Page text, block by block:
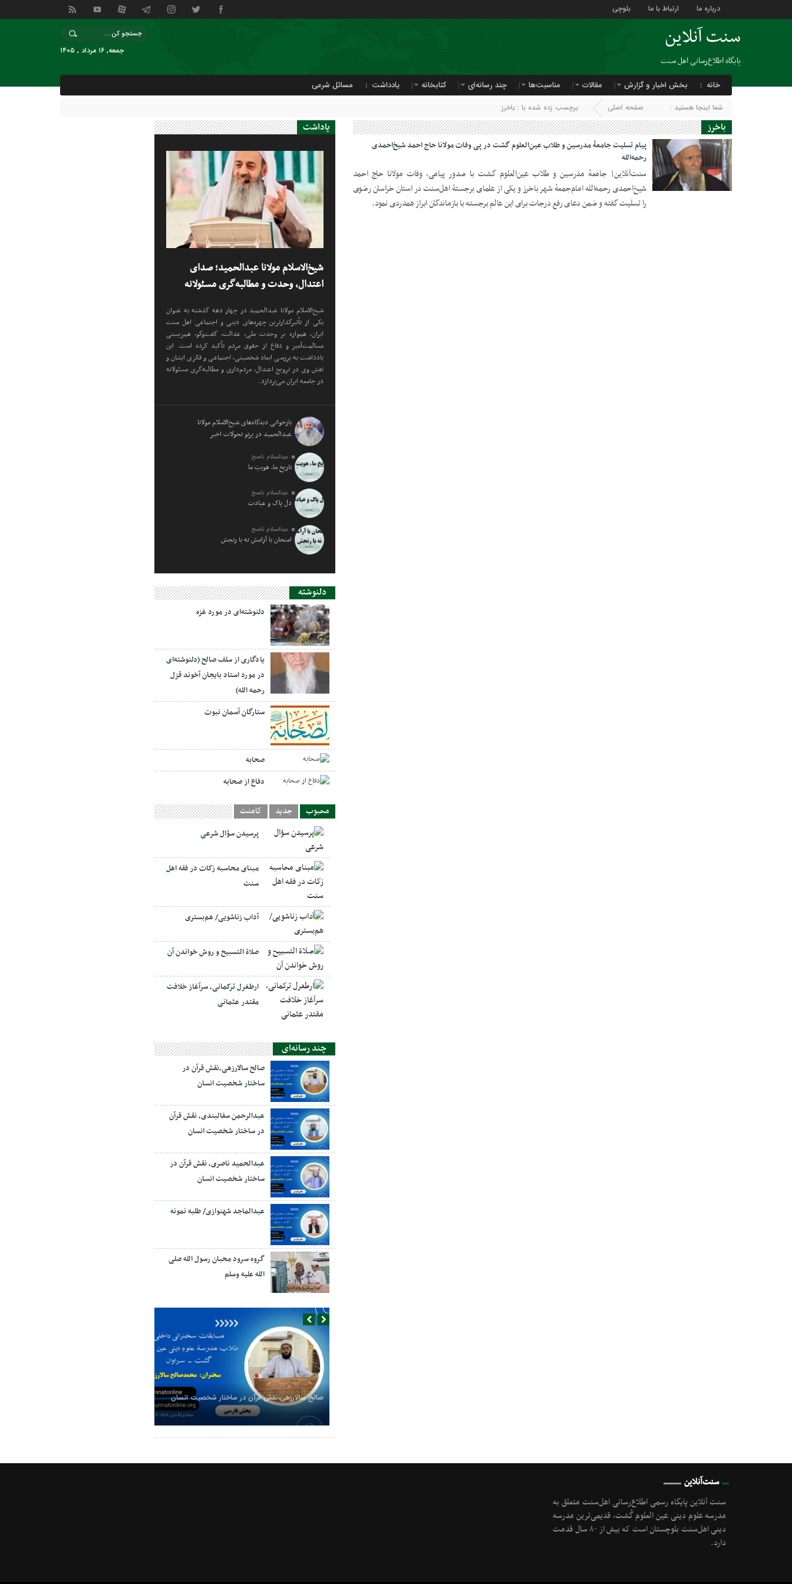
درباره ما ارتباط با ما بلوچی
سنت آنلاین
پایگاه اطلاع‌رسانی اهل سنت
جمعه, ۱۶ مرداد , ۱۴۰۵
خانه بخش اخبار و گزارش مقالات مناسبت‌ها چند رسانه‌ای کتابخانه یادداشت مسائل شرعی
شما اینجا هستید : صفحه اصلی برچسب زده شده با : باخرز
باخرز
10 مه 2023
پیام تسلیت جامعهٔ مدرسین و طلاب عین‌العلوم گشت در پی وفات مولانا حاج احمد شیخ‌احمدی
رحمه‌الله
سنت‌آنلاین| جامعهٔ مدرسین و طلاب عین‌العلوم گشت با صدور پیامی، وفات مولانا حاج احمد
شیخ‌احمدی رحمه‌الله امام‌جمعهٔ شهر باخرز و یکی از علمای برجستۀ اهل‌سنت در استان خراسان رضوی
را تسلیت گفته و ضمن دعای رفع درجات برای این عالم برجسته با بازماندگان ابراز همدردی نمود.
یاداشت
شیخ‌الاسلام مولانا عبدالحمید؛ صدای
اعتدال، وحدت و مطالبه‌گری مسئولانه
شیخ‌الاسلام مولانا عبدالحمید در چهار دهه گذشته به عنوان
یکی از تأثیرگذارترین چهره‌های دینی و اجتماعی اهل سنت
ایران، همواره بر وحدت ملی، عدالت، گفت‌وگو، همزیستی
مسالمت‌آمیز و دفاع از حقوق مردم تأکید کرده است. این
یادداشت به بررسی ابعاد شخصیتی، اجتماعی و فکری ایشان و
نقش وی در ترویج اعتدال، مردم‌داری و مطالبه‌گری مسئولانه
در جامعه ایران می‌پردازد.
بازخوانی دیدگاه‌های شیخ‌الاسلام مولانا
عبدالحمید در پرتو تحولات اخیر
عبدالسلام ناصح
تاریخِ ما، هویتِ ما
عبدالسلام ناصح
دل پاک و عبادت
عبدالسلام ناصح
امتحان با آرامش نه با رنجش
دلنوشته
دلنوشته‌ای در مورد غزه
یادگاری از سلف صالح (دلنوشته‌ای
در مورد استاد بایجان آخوند قزل
رحمه الله)
ستارگان آسمان نبوت
صحابه
دفاع از صحابه
محبوب جدید کامنت
پرسیدن سؤال شرعی
مبنای محاسبه زکات در فقه اهل
سنت
آداب زناشویی/ هم‌بستری
صلاة التسبيح و روش خواندن آن
ارطغرل ترکمانی، سرآغاز خلافت
مقتدر عثمانی
چند رسانه‌ای
صالح سالارزهی،‌نقش قرآن در
ساختار شخصیت انسان
عبدالرحمن سفالبندی، نقش قرآن
در ساختار شخصیت انسان
عبدالحمید ناصری، نقش قرآن در
ساختار شخصیت انسان
عبدالماجد شهنوازی/ طلبه نمونه
گروه سرود محبان رسول الله صلی
الله علیه وسلم
صالح سالارزهی،‌نقش قرآن در ساختار شخصیت انسان
سنت‌آنلاین
سنت آنلاین پایگاه رسمی اطلاع‌رسانی اهل‌سنت متعلق به
مدرسه علوم دینی عین العلوم گُشت, قدیمی‌ترین مدرسه
دینی اهل‌سنت بلوچستان است که بیش از ۸۰ سال قدمت
دارد.